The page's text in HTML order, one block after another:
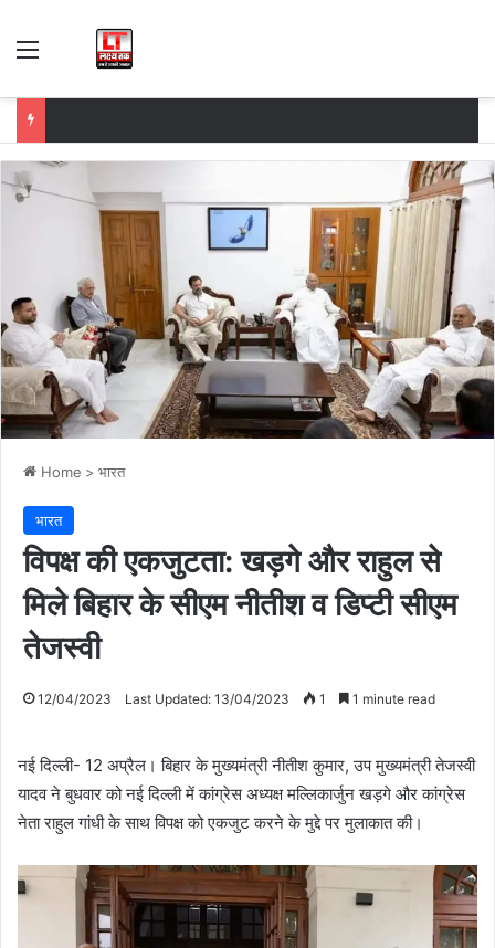
Menu
Home > भारत
भारत
विपक्ष की एकजुटता: खड़गे और राहुल से
मिले बिहार के सीएम नीतीश व डिप्टी सीएम
तेजस्वी
12/04/2023 Last Updated: 13/04/2023 1 1 minute read
नई दिल्ली- 12 अप्रैल। बिहार के मुख्यमंत्री नीतीश कुमार, उप मुख्यमंत्री तेजस्वी
यादव ने बुधवार को नई दिल्ली में कांग्रेस अध्यक्ष मल्लिकार्जुन खड़गे और कांग्रेस
नेता राहुल गांधी के साथ विपक्ष को एकजुट करने के मुद्दे पर मुलाकात की।